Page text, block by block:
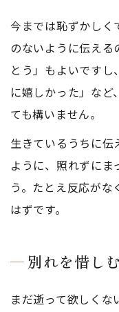
今までは恥ずかしく
のないように伝える
とう」もよいです
に嬉しかった」な
ても構いません。
生きているうちに伝
ように、照れずにま
う。たとえ反応が
はずです。
別れを惜し
まだ逝って欲しく